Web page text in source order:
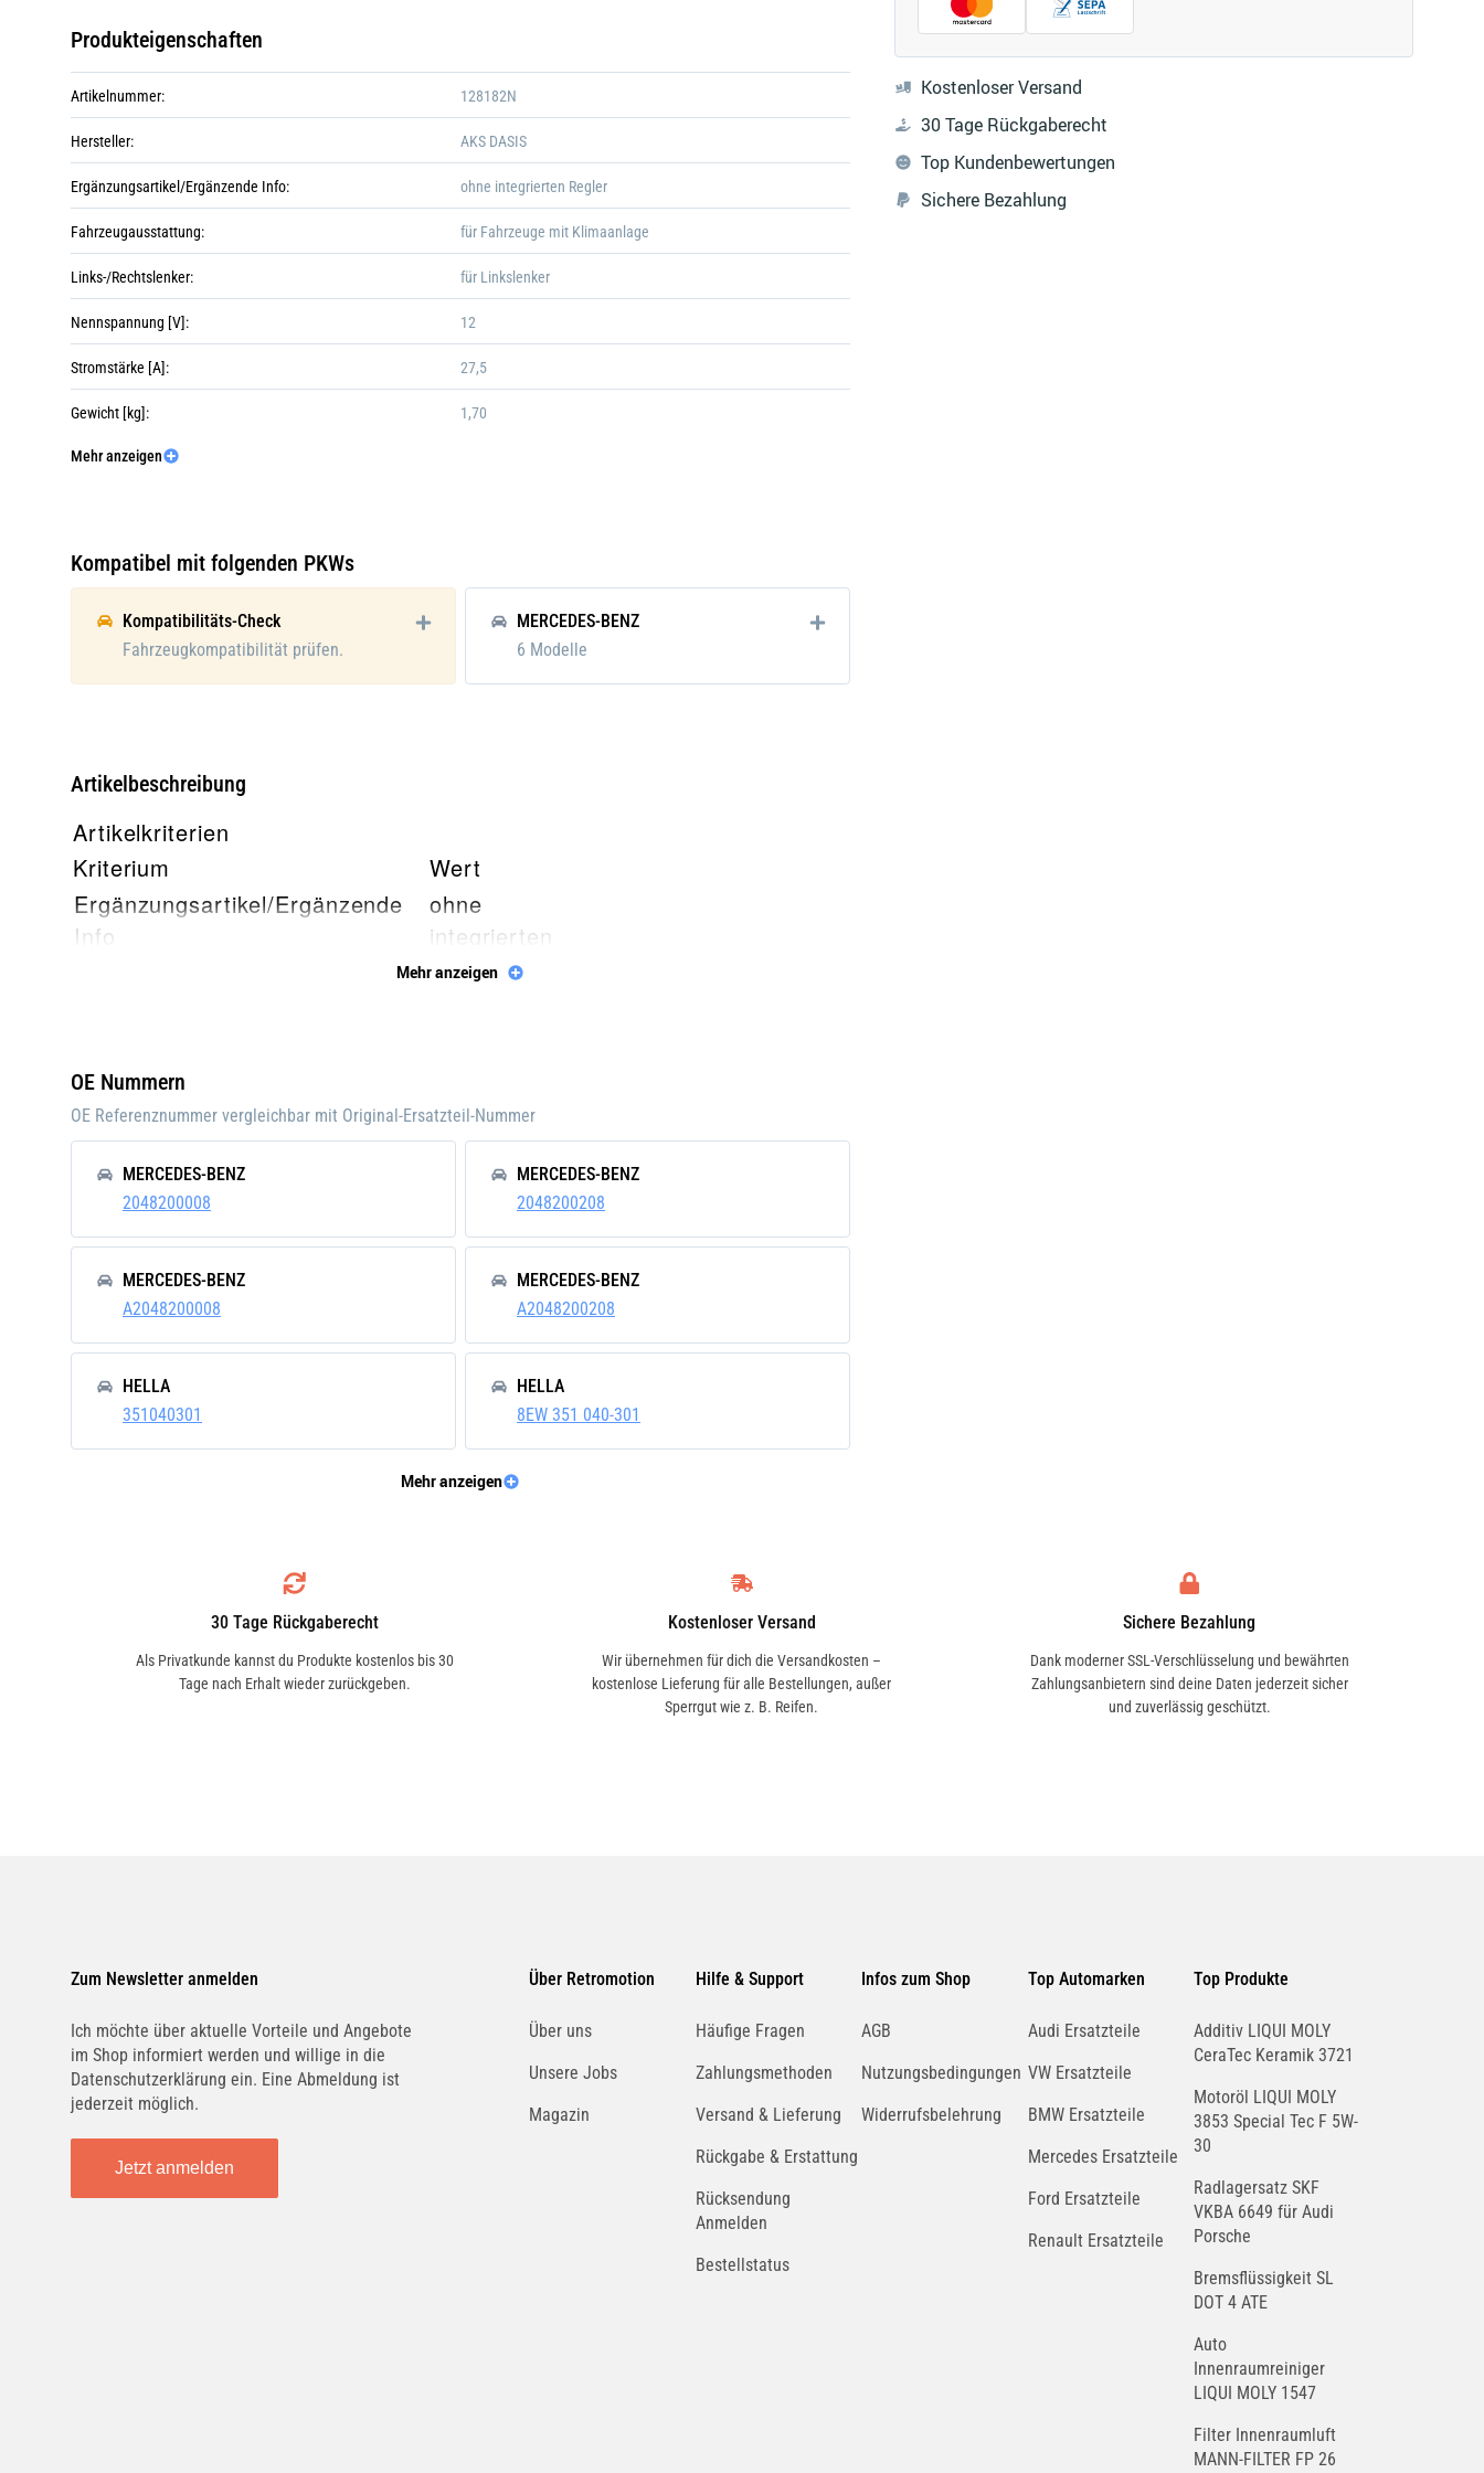
Galerie
Kostenloser Versand
30 Tage Rückgaberecht
Top Kundenbewertungen
Sichere Bezahlung
Produkteigenschaften
Artikelnummer: 128182N
Hersteller: AKS DASIS
Ergänzungsartikel/Ergänzende Info: ohne integrierten Regler
Fahrzeugausstattung: für Fahrzeuge mit Klimaanlage
Links-/Rechtslenker: für Linkslenker
Nennspannung [V]: 12
Stromstärke [A]: 27,5
Gewicht [kg]: 1,70
Verpackungslänge [cm]:
Verpackungshöhe: 20 cm
Verpackungslänge:
Verpackungsbreite: 22 cm
Mehr anzeigen
Kompatibel mit folgenden PKWs
Kompatibilitäts-Check
Fahrzeugkompatibilität prüfen.
MERCEDES-BENZ
6 Modelle
Artikelbeschreibung
Artikelkriterien
Kriterium
Wert
Ergänzungsartikel/Ergänzende
Info
ohne
integrierten
Regler
Klimaanlage
Links-/Rechtslenker
für
Linkslenker
Nennspannung [V]
Stromstärke [A]
27,5
Neuteil
Mehr anzeigen
OE Nummern
OE Referenznummer vergleichbar mit Original-Ersatzteil-Nummer
MERCEDES-BENZ
2048200008
MERCEDES-BENZ
2048200208
MERCEDES-BENZ
A2048200008
MERCEDES-BENZ
A2048200208
HELLA
351040301
HELLA
8EW 351 040-301
VAN WEZEL
KALE
351465
MAHLE
AB 119 000P
MAHLE
Mehr anzeigen
30 Tage Rückgaberecht
Als Privatkunde kannst du Produkte kostenlos bis 30
Tage nach Erhalt wieder zurückgeben.
Kostenloser Versand
Wir übernehmen für dich die Versandkosten –
kostenlose Lieferung für alle Bestellungen, außer
Sperrgut wie z. B. Reifen.
Sichere Bezahlung
Dank moderner SSL-Verschlüsselung und bewährten
Zahlungsanbietern sind deine Daten jederzeit sicher
und zuverlässig geschützt.
Zum Newsletter anmelden
Ich möchte über aktuelle Vorteile und Angebote
im Shop informiert werden und willige in die
Datenschutzerklärung ein. Eine Abmeldung ist
jederzeit möglich.
Jetzt anmelden
Über Retromotion
Über uns
Unsere Jobs
Magazin
Hilfe & Support
Häufige Fragen
Zahlungsmethoden
Versand & Lieferung
Rückgabe & Erstattung
Rücksendung
Anmelden
Bestellstatus
Infos zum Shop
AGB
Nutzungsbedingungen
Widerrufsbelehrung
Top Automarken
Audi Ersatzteile
VW Ersatzteile
BMW Ersatzteile
Mercedes Ersatzteile
Ford Ersatzteile
Renault Ersatzteile
Top Produkte
Additiv LIQUI MOLY
CeraTec Keramik 3721
Motoröl LIQUI MOLY
3853 Special Tec F 5W-
30
Radlagersatz SKF
VKBA 6649 für Audi
Porsche
Bremsflüssigkeit SL
DOT 4 ATE
Auto
Innenraumreiniger
LIQUI MOLY 1547
Filter Innenraumluft
MANN-FILTER FP 26